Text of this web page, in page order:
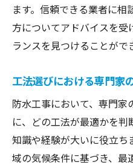
ます。信頼できる業者に
方についてアドバイスを
ランスを見つけることがで
工法選びにおける専門家
防水工事において、専門家
に、どの工法が最適かを
知識や経験が大いに役立ち
域の気候条件に基づき、最